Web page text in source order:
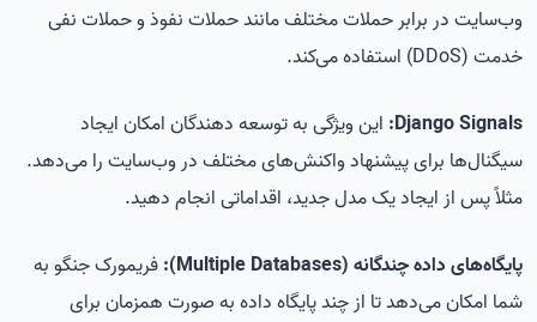
وب‌سایت در برابر حملات مختلف مانند حملات نفوذ و حملات نفی
خدمت (DDoS) استفاده می‌کند.
Django Signals: این ویژگی به توسعه دهندگان امکان ایجاد
سیگنال‌ها برای پیشنهاد واکنش‌های مختلف در وب‌سایت را می‌دهد.
مثلاً پس از ایجاد یک مدل جدید، اقداماتی انجام دهید.
پایگاه‌های داده چندگانه (Multiple Databases):
فریمورک جنگو به
شما امکان می‌دهد تا از چند پایگاه داده به صورت همزمان برای